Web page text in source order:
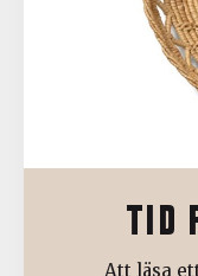
TID
Att läsa